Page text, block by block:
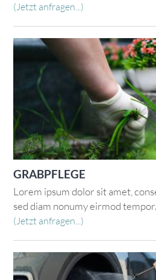
(Jetzt anfragen...)
GRABPFLEGE
Lorem ipsum dolor sit amet,
sed diam nonumy eirmod tempor.
(Jetzt anfragen...)